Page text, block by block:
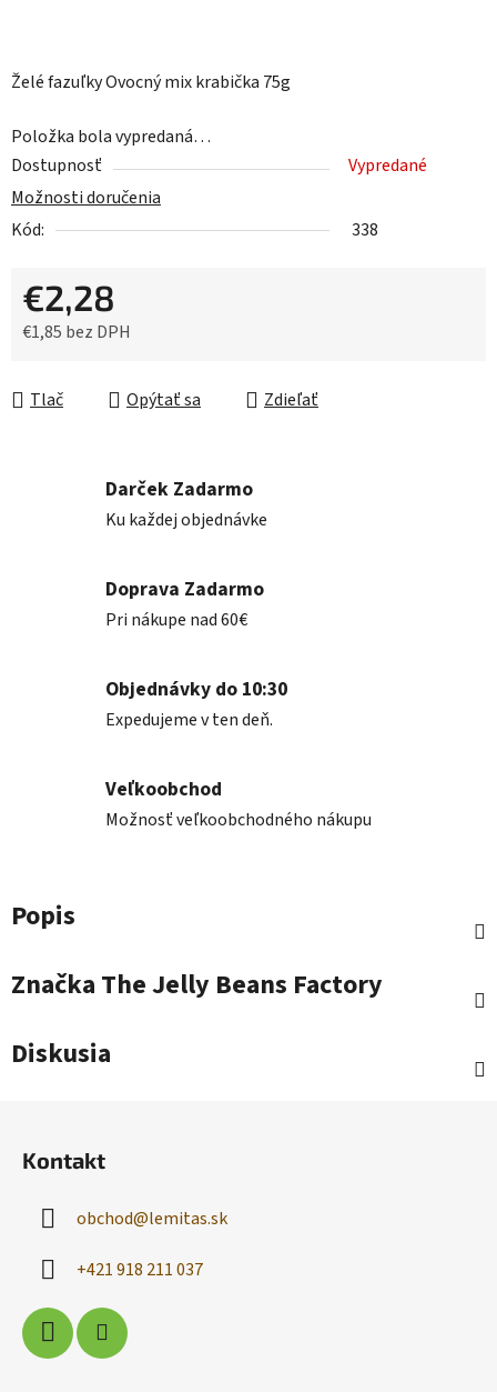
Želé fazuľky Ovocný mix krabička 75g
Položka bola vypredaná…
Dostupnosť
Vypredané
Možnosti doručenia
Kód:
338
€2,28
€1,85 bez DPH
Tlač
Opýtať sa Zdieľať
Darček Zadarmo
Ku každej objednávke
Doprava Zadarmo
Pri nákupe nad 60€
Objednávky do 10:30
Expedujeme v ten deň.
Veľkoobchod
Možnosť veľkoobchodného nákupu
Popis
Značka The Jelly Beans Factory
Diskusia
Kontakt
obchod@lemitas.sk
+421 918 211 037